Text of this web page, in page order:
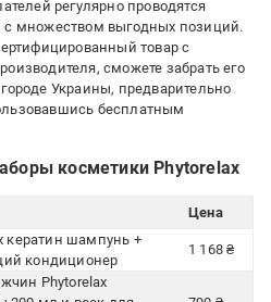
регулярно проводятся
множеством выгодных позиций.
товар с
сможете забрать его
Украины, предварительно
бесплатным
косметики Phytorelax
Цена
кератин шампунь +
кондиционер
1 168 ₴
Phytorelax